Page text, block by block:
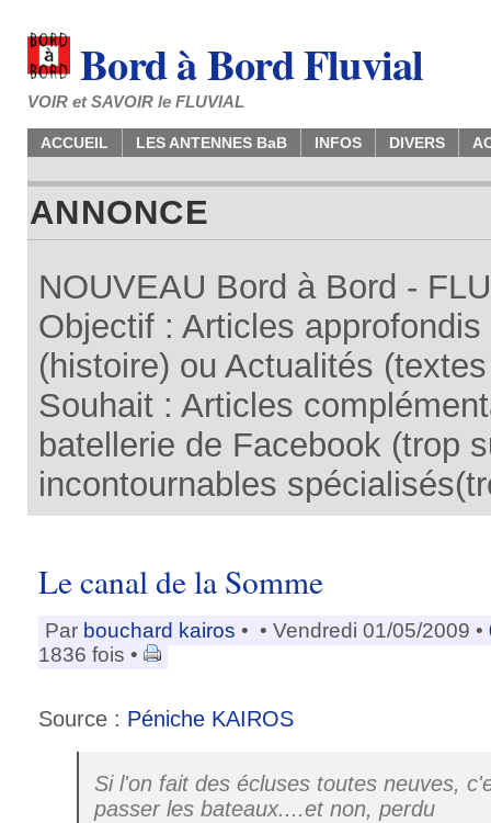
Bord à Bord Fluvial
VOIR et SAVOIR le FLUVIAL
ACCUEIL LES ANTENNES BaB INFOS DIVERS
ANNONCE
NOUVEAU Bord à Bord -
Objectif : Articles
(histoire) ou Actualités
Souhait : Articles
batellerie de Facebook (trop
incontournables
Le canal de la Somme
Par bouchard kairos • • Vendredi 01/05/2009 •
1836 fois •
Source : Péniche KAIROS
Si l'on fait des écluses toutes neuves,
passer les bateaux....et non, perdu